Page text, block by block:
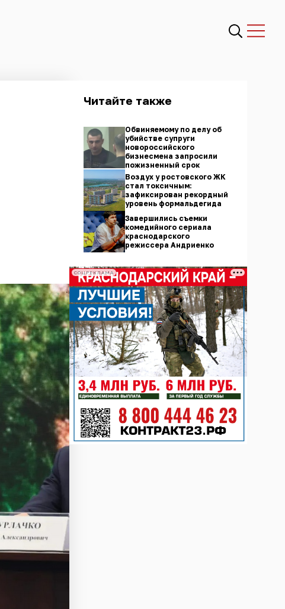
Читайте также
Обвиняемому по делу об
убийстве супруги
новороссийского
бизнесмена запросили
пожизненный срок
Воздух у ростовского ЖК
стал токсичным:
зафиксирован рекордный
уровень формальдегида
Завершились съемки
комедийного сериала
краснодарского
режиссера Андриенко
СОЦРЕКЛАМА